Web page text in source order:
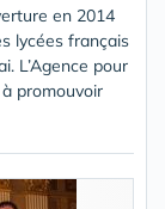
en 2014
lycées français
L’Agence pour
promouvoir